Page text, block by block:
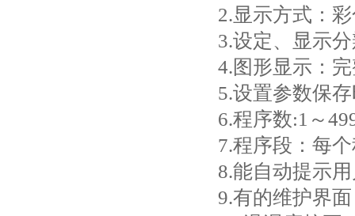
2.显示方式：
3.设定、显示
4.图形显示：
5.设置参数保
6.程序数:1～
7.程序段：每
8.能自动提示
9.有的维护界